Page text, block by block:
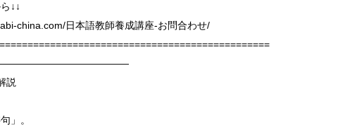
↓↓
china.com/日本語教師養成講座-お問合わせ/
説
」。